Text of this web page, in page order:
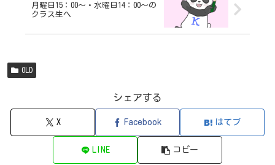
月曜日15：00～・水曜日14：00～の
クラス生へ
OLD
シェアする
X Facebook はてブ
LINE コピー